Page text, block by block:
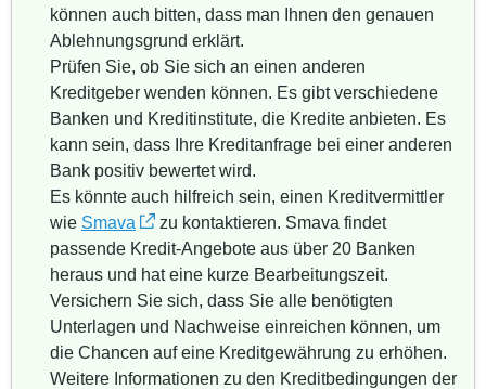
können auch bitten, dass man Ihnen den genauen
Ablehnungsgrund erklärt.
Prüfen Sie, ob Sie sich an einen anderen
Kreditgeber wenden können. Es gibt verschiedene
Banken und Kreditinstitute, die Kredite anbieten. Es
kann sein, dass Ihre Kreditanfrage bei einer anderen
Bank positiv bewertet wird.
Es könnte auch hilfreich sein, einen Kreditvermittler
wie Smava
zu kontaktieren. Smava findet
passende Kredit-Angebote aus über 20 Banken
heraus und hat eine kurze Bearbeitungszeit.
Versichern Sie sich, dass Sie alle benötigten
Unterlagen und Nachweise einreichen können, um
die Chancen auf eine Kreditgewährung zu erhöhen.
Weitere Informationen zu den Kreditbedingungen der